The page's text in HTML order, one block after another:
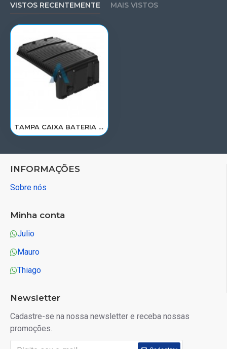
VISTOS RECENTEMENTE MAIS VISTOS
TAMPA CAIXA BATERIA DAF XF 105 ATE 2019< 1693114/FT163
INFORMAÇÕES
Sobre nós
Minha conta
Julio
Mauro
Thiago
Newsletter
Cadastre-se na nossa newsletter e receba nossas
promoções.